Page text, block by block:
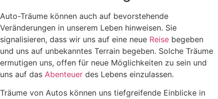
Auto-Träume können auch auf bevorstehende
Veränderungen in unserem Leben hinweisen. Sie
signalisieren, dass wir uns auf eine neue Reise begeben
und uns auf unbekanntes Terrain begeben. Solche Träume
ermutigen uns, offen für neue Möglichkeiten zu sein und
uns auf das Abenteuer des Lebens einzulassen.
Träume von Autos können uns tiefgreifende Einblicke in